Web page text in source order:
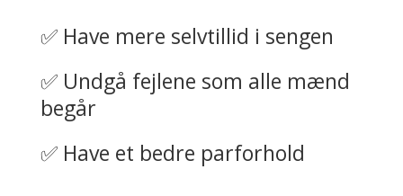
✅ Have mere selvtillid i sengen
✅ Undgå fejlene som alle mænd
begår
✅ Have et bedre parforhold